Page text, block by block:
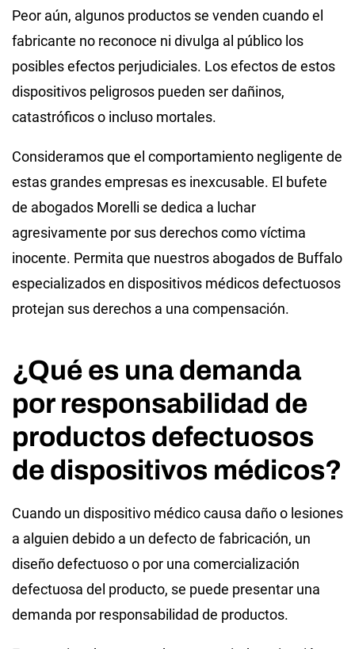
Peor aún, algunos productos se venden cuando el
fabricante no reconoce ni divulga al público los
posibles efectos perjudiciales. Los efectos de estos
dispositivos peligrosos pueden ser dañinos,
catastróficos o incluso mortales.
Consideramos que el comportamiento negligente de
estas grandes empresas es inexcusable. El bufete
de abogados Morelli se dedica a luchar
agresivamente por sus derechos como víctima
inocente. Permita que nuestros abogados de Buffalo
especializados en dispositivos médicos defectuosos
protejan sus derechos a una compensación.
¿Qué es una demanda
por responsabilidad de
productos defectuosos
de dispositivos médicos?
Cuando un dispositivo médico causa daño o lesiones
a alguien debido a un defecto de fabricación, un
diseño defectuoso o por una comercialización
defectuosa del producto, se puede presentar una
demanda por responsabilidad de productos.